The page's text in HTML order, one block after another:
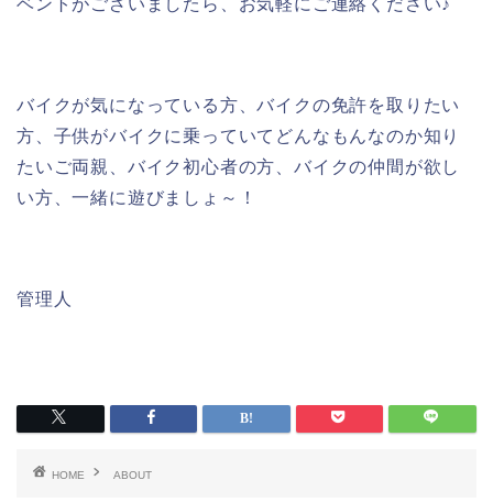
バイクが気になっている方、バイクの免許を取りたい
方、子供がバイクに乗っていてどんなもんなのか知り
たいご両親、バイク初心者の方、バイクの仲間が欲し
い方、一緒に遊びましょ～！
管理人
HOME ABOUT